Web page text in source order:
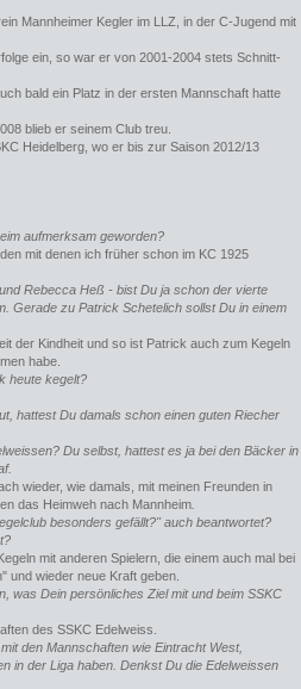
Mannheimer Kegler im LLZ, in der C-Jugend mit
ein, so war er von 2001-2004 stets Schnitt-
bald ein Platz in der ersten Mannschaft hatte
blieb er seinem Club treu.
Heidelberg, wo er bis zur Saison 2012/13
aufmerksam geworden?
mit denen ich früher schon im KC 1925
Rebecca Heß - bist Du ja schon der vierte
Gerade zu Patrick Schetelich sollst Du in einem
der Kindheit und so ist Patrick auch zum Kegeln
habe.
heute kegelt?
hattest Du damals schon einen guten Riecher
Du selbst, hattest es ja bei den Bäcker in
wieder, wie damals, mit meinen Freunden in
das Heimweh nach Mannheim
besonders gefällt?" auch beantwortet?
mit anderen Spielern, die einem auch mal bei
und wieder neue Kraft geben.
was Dein persönliches Ziel mit und beim SSKC
des SSKC Edelweiss.
den Mannschaften wie Eintracht West,
in der Liga haben. Denkst Du die Edelweissen